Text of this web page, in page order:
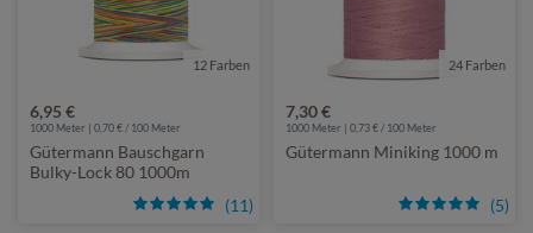
12 Farben
6,95 €
(11)
1000 Meter | 0,70 € / 100 Meter
Gütermann Bauschgarn
Bulky-Lock 80 1000m
24 Farben
7,30 €
(5)
1000 Meter | 0,73 € / 100 Meter
Gütermann Miniking 1000 m